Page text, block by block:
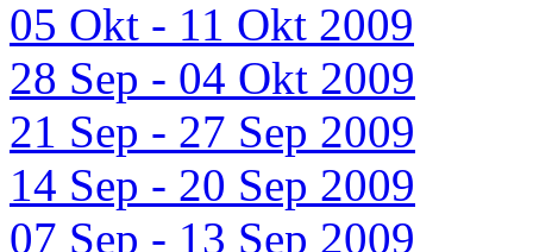
05 Okt - 11 Okt 2009
28 Sep - 04 Okt 2009
21 Sep - 27 Sep 2009
14 Sep - 20 Sep 2009
07 Sep - 13 Sep 2009